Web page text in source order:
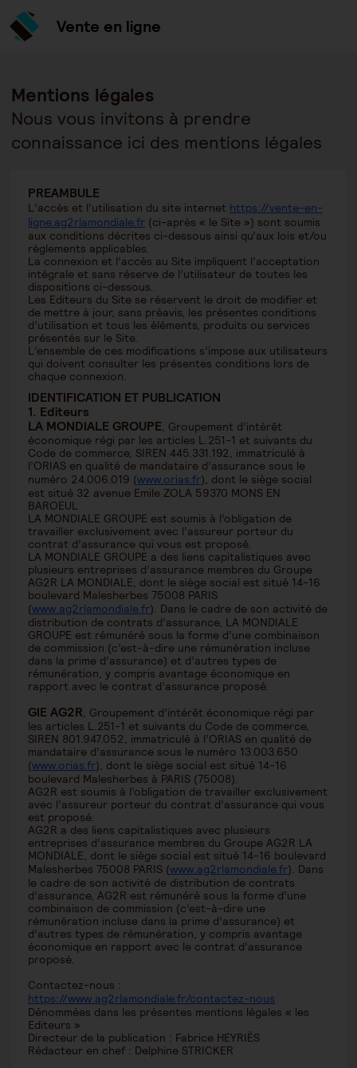
Vente en ligne
Mentions légales
Nous vous invitons à prendre
connaissance ici des mentions légales
PREAMBULE
L’accès et l’utilisation du site internet https://vente-en-
ligne.ag2rlamondiale.fr (ci-après « le Site ») sont soumis
aux conditions décrites ci-dessous ainsi qu’aux lois et/ou
règlements applicables.
La connexion et l’accès au Site impliquent l’acceptation
intégrale et sans réserve de l’utilisateur de toutes les
dispositions ci-dessous.
Les Editeurs du Site se réservent le droit de modifier et
de mettre à jour, sans préavis, les présentes conditions
d’utilisation et tous les éléments, produits ou services
présentés sur le Site.
L’ensemble de ces modifications s’impose aux utilisateurs
qui doivent consulter les présentes conditions lors de
chaque connexion.
IDENTIFICATION ET PUBLICATION
1. Editeurs
LA MONDIALE GROUPE, Groupement d’intérêt
économique régi par les articles L.251-1 et suivants du
Code de commerce, SIREN 445.331.192, immatriculé à
l’ORIAS en qualité de mandataire d’assurance sous le
numéro 24.006.019 (www.orias.fr), dont le siège social
est situé 32 avenue Emile ZOLA 59370 MONS EN
BAROEUL
LA MONDIALE GROUPE est soumis à l’obligation de
travailler exclusivement avec l’assureur porteur du
contrat d’assurance qui vous est proposé.
LA MONDIALE GROUPE a des liens capitalistiques avec
plusieurs entreprises d’assurance membres du Groupe
AG2R LA MONDIALE, dont le siège social est situé 14-16
boulevard Malesherbes 75008 PARIS
(www.ag2rlamondiale.fr). Dans le cadre de son activité de
distribution de contrats d’assurance, LA MONDIALE
GROUPE est rémunéré sous la forme d’une combinaison
de commission (c’est-à-dire une rémunération incluse
dans la prime d’assurance) et d’autres types de
rémunération, y compris avantage économique en
rapport avec le contrat d’assurance proposé.
GIE AG2R, Groupement d’intérêt économique régi par
les articles L.251-1 et suivants du Code de commerce,
SIREN 801.947.052, immatriculé à l’ORIAS en qualité de
mandataire d’assurance sous le numéro 13.003.650
(www.orias.fr), dont le siège social est situé 14-16
boulevard Malesherbes à PARIS (75008).
AG2R est soumis à l’obligation de travailler exclusivement
avec l’assureur porteur du contrat d’assurance qui vous
est proposé.
AG2R a des liens capitalistiques avec plusieurs
entreprises d’assurance membres du Groupe AG2R LA
MONDIALE, dont le siège social est situé 14-16 boulevard
Malesherbes 75008 PARIS (www.ag2rlamondiale.fr). Dans
le cadre de son activité de distribution de contrats
d’assurance, AG2R est rémunéré sous la forme d’une
combinaison de commission (c’est-à-dire une
rémunération incluse dans la prime d’assurance) et
d’autres types de rémunération, y compris avantage
économique en rapport avec le contrat d’assurance
proposé.
Contactez-nous :
https://www.ag2rlamondiale.fr/contactez-nous
Dénommées dans les présentes mentions légales « les
Editeurs »
Directeur de la publication : Fabrice HEYRIÈS
Rédacteur en chef : Delphine STRICKER